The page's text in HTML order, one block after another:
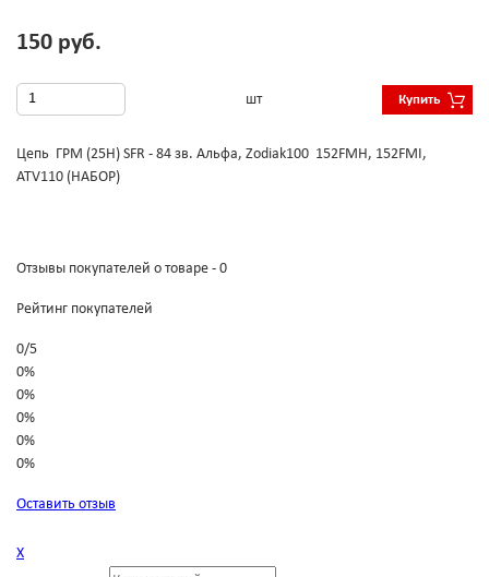
150 руб.
шт Купить
Цепь ГРМ (25Н) SFR - 84 зв. Альфа, Zodiak100 152FMH, 152FMI,
ATV110 (НАБОР)
Отзывы покупателей о товаре - 0
Рейтинг покупателей
0/5
0%
0%
0%
0%
0%
Оставить отзыв
Х